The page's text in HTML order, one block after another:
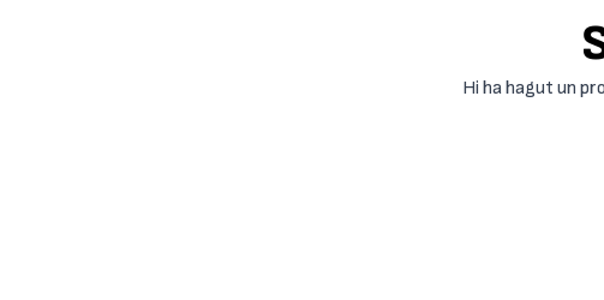
Hi ha hagut un